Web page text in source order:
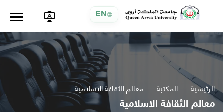
EN
الرئيسية المكتبة معالم الثقافة الاسلامية
معالم الثقافة الاسلامية